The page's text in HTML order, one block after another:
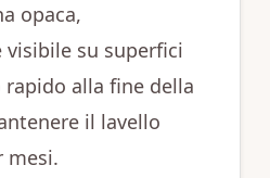
opaca,
su superfici
alla fine della
il lavello
mesi.